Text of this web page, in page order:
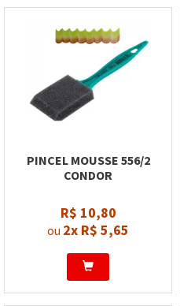
PINCEL MOUSSE 556/2
CONDOR
R$ 10,80
ou 2x R$ 5,65